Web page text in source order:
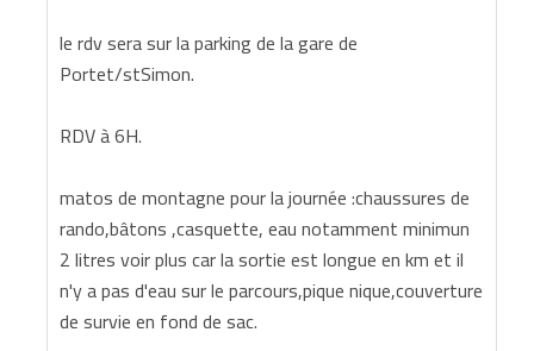
le rdv sera sur la parking de la gare de
Portet/stSimon.
RDV à 6H.
matos de montagne pour la journée :chaussures de
rando,bâtons ,casquette, eau notamment minimun
2 litres voir plus car la sortie est longue en km et il
n'y a pas d'eau sur le parcours,pique nique,couverture
de survie en fond de sac.